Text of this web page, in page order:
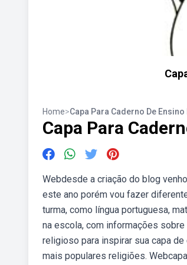
Home>Capa Para Caderno De
Capa Para
Webdesde a criação do blog
este ano porém vou fazer
turma, como língua portuguesa,
na escola, com informações
religioso para inspirar sua capa
mais populares religiões.